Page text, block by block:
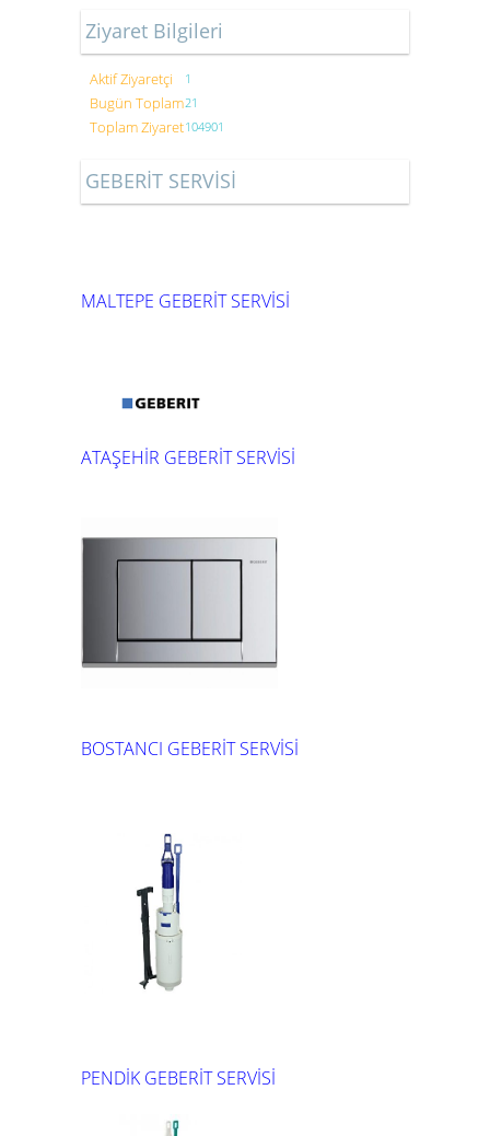
Ziyaret Bilgileri
Aktif Ziyaretçi 1
Bugün Toplam21
Toplam Ziyaret104901
GEBERİT SERVİSİ
MALTEPE GEBERİT SERVİSİ
ATAŞEHİR GEBERİT SERVİSİ
BOSTANCI GEBERİT SERVİSİ
PENDİK GEBERİT SERVİSİ